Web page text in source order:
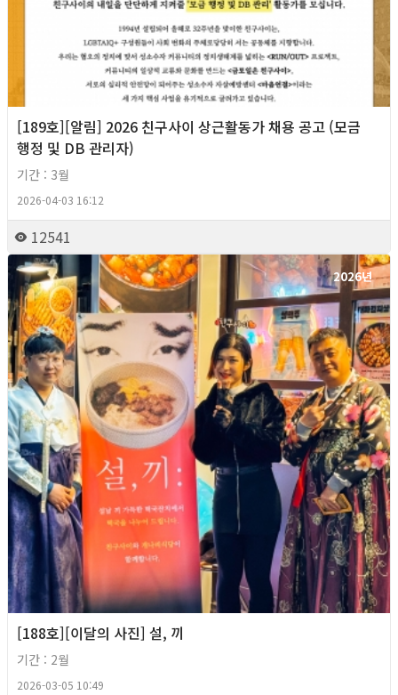
[189호][알림] 2026 친구사이 상근활동가 채용 공고 (모금
행정 및 DB 관리자)
기간 : 3월
2026-04-03 16:12
12541
2026년
[188호][이달의 사진] 설, 끼
기간 : 2월
2026-03-05 10:49